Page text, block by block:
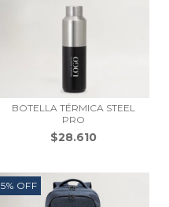
BOTELLA TÉRMICA STEEL
PRO
$28.610
5% OFF